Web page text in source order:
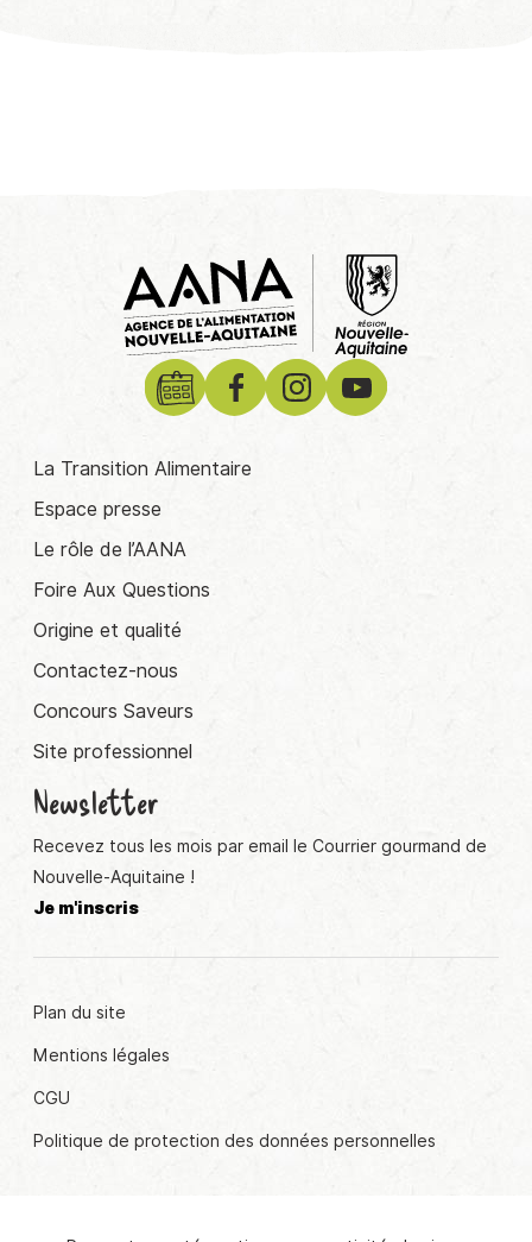
La Transition Alimentaire
Espace presse
Le rôle de l’AANA
Foire Aux Questions
Origine et qualité
Contactez-nous
Concours Saveurs
Site professionnel
Newsletter
Recevez tous les mois par email le Courrier gourmand de
Nouvelle-Aquitaine !
Je m'inscris
Plan du site
Mentions légales
CGU
Politique de protection des données personnelles